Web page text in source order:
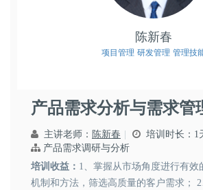
陈新春
项目管理 研发管理 管理技
产品需求分析与需求管
主讲老师： 陈新春
培训时长：1
产品需求调研与分析
培训收益： 1、掌握从市场角度进行有效
机制和方法，筛选高质量的客户需求；